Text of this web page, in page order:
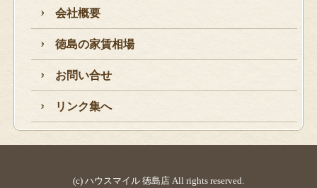
会社概要
徳島の家賃相場
お問い合せ
リンク集へ
(c) ハウスマイル 徳島店 All rights reserved.